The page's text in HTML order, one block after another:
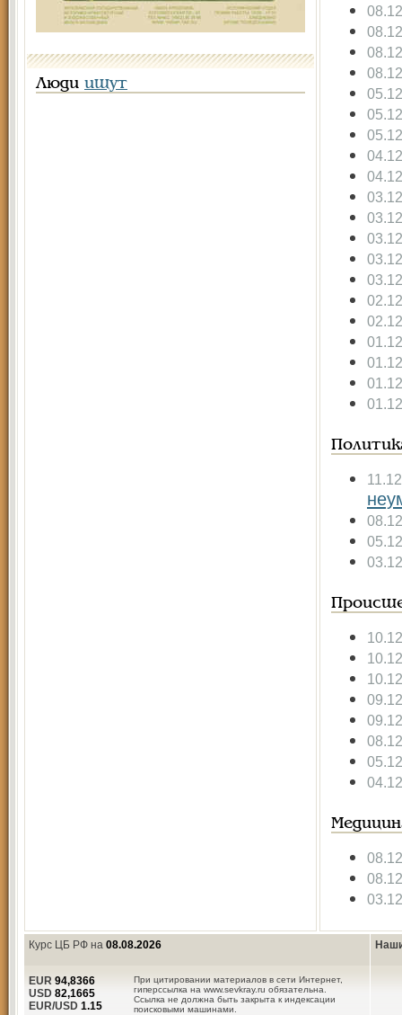
Люди ищут
Курс ЦБ РФ на 08.08.2026
При цитировании материалов в сети Интернет,
гиперссылка на www.sevkray.ru обязательна.
Ссылка не должна быть закрыта к индексации
поисковыми машинами.
EUR 94,8366
USD 82,1665
EUR/USD 1.15